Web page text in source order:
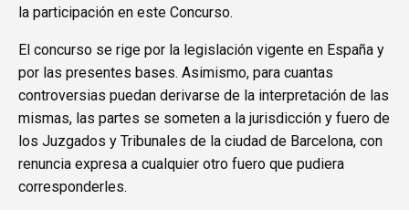
la participación en este Concurso.
El concurso se rige por la legislación vigente en España y
por las presentes bases. Asimismo, para cuantas
controversias puedan derivarse de la interpretación de las
mismas, las partes se someten a la jurisdicción y fuero de
los Juzgados y Tribunales de la ciudad de Barcelona, con
renuncia expresa a cualquier otro fuero que pudiera
corresponderles.